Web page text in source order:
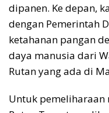
dipanen. Ke depan,
dengan Pemerintah
ketahanan pangan
daya manusia dari
Rutan yang ada di
Untuk